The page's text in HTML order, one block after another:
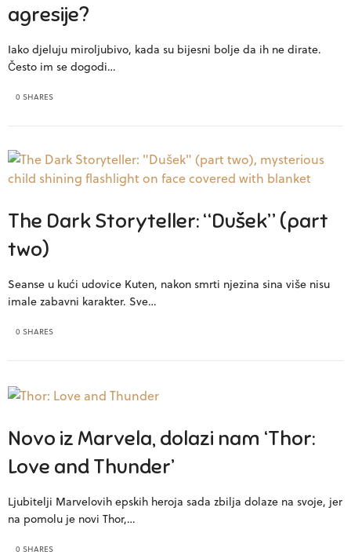
agresije?
Iako djeluju miroljubivo, kada su bijesni bolje da ih ne dirate.
Često im se dogodi…
0 SHARES
The Dark Storyteller: “Dušek” (part
two)
Seanse u kući udovice Kuten, nakon smrti njezina sina više nisu
imale zabavni karakter. Sve…
0 SHARES
Novo iz Marvela, dolazi nam ‘Thor:
Love and Thunder’
Ljubitelji Marvelovih epskih heroja sada zbilja dolaze na svoje, jer
na pomolu je novi Thor,…
0 SHARES